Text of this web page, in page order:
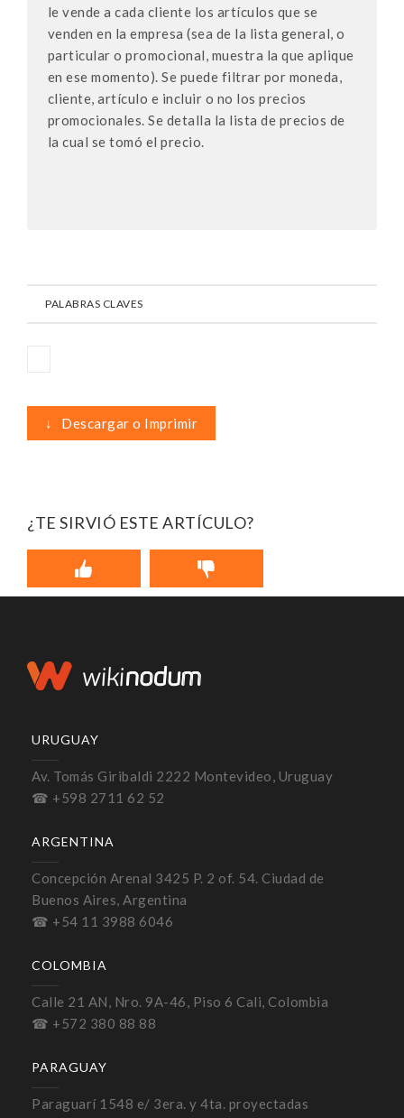
le vende a cada cliente los artículos que se
venden en la empresa (sea de la lista general, o
particular o promocional, muestra la que aplique
en ese momento). Se puede filtrar por moneda,
cliente, artículo e incluir o no los precios
promocionales. Se detalla la lista de precios de
la cual se tomó el precio.
PALABRAS CLAVES
↓ Descargar o Imprimir
¿TE SIRVIÓ ESTE ARTÍCULO?
URUGUAY
Av. Tomás Giribaldi 2222 Montevideo, Uruguay
☎ +598 2711 62 52
ARGENTINA
Concepción Arenal 3425 P. 2 of. 54. Ciudad de
Buenos Aires, Argentina
☎ +54 11 3988 6046
COLOMBIA
Calle 21 AN, Nro. 9A-46, Piso 6 Cali, Colombia
☎ +572 380 88 88
PARAGUAY
Paraguarí 1548 e/ 3era. y 4ta. proyectadas